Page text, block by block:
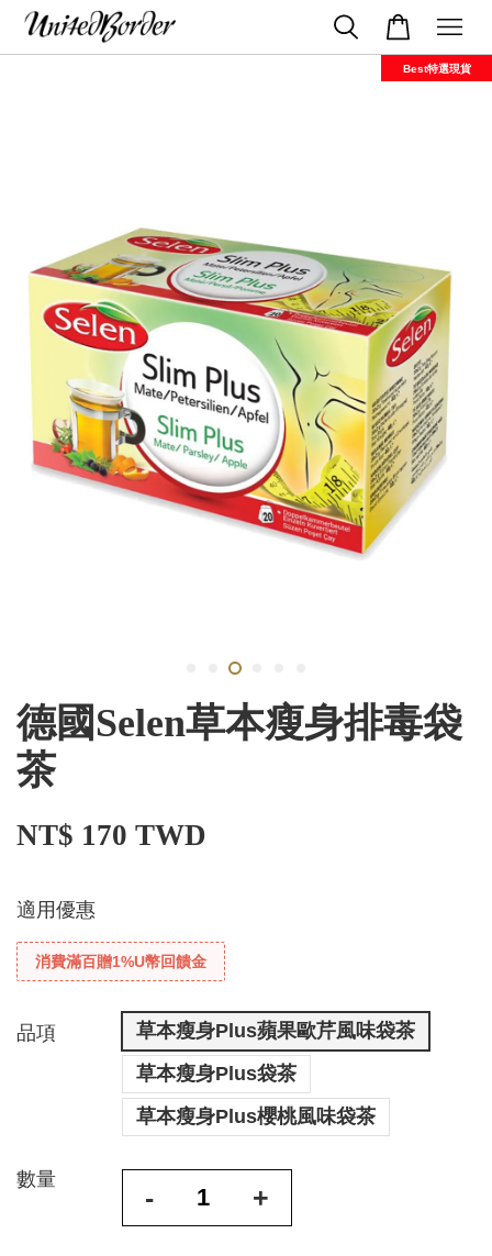
Best特選現貨
德國Selen草本瘦身排毒袋
茶
NT$ 170 TWD
適用優惠
消費滿百贈1%U幣回饋金
品項
草本瘦身Plus蘋果歐芹風味袋茶
草本瘦身Plus袋茶
草本瘦身Plus櫻桃風味袋茶
數量
- +